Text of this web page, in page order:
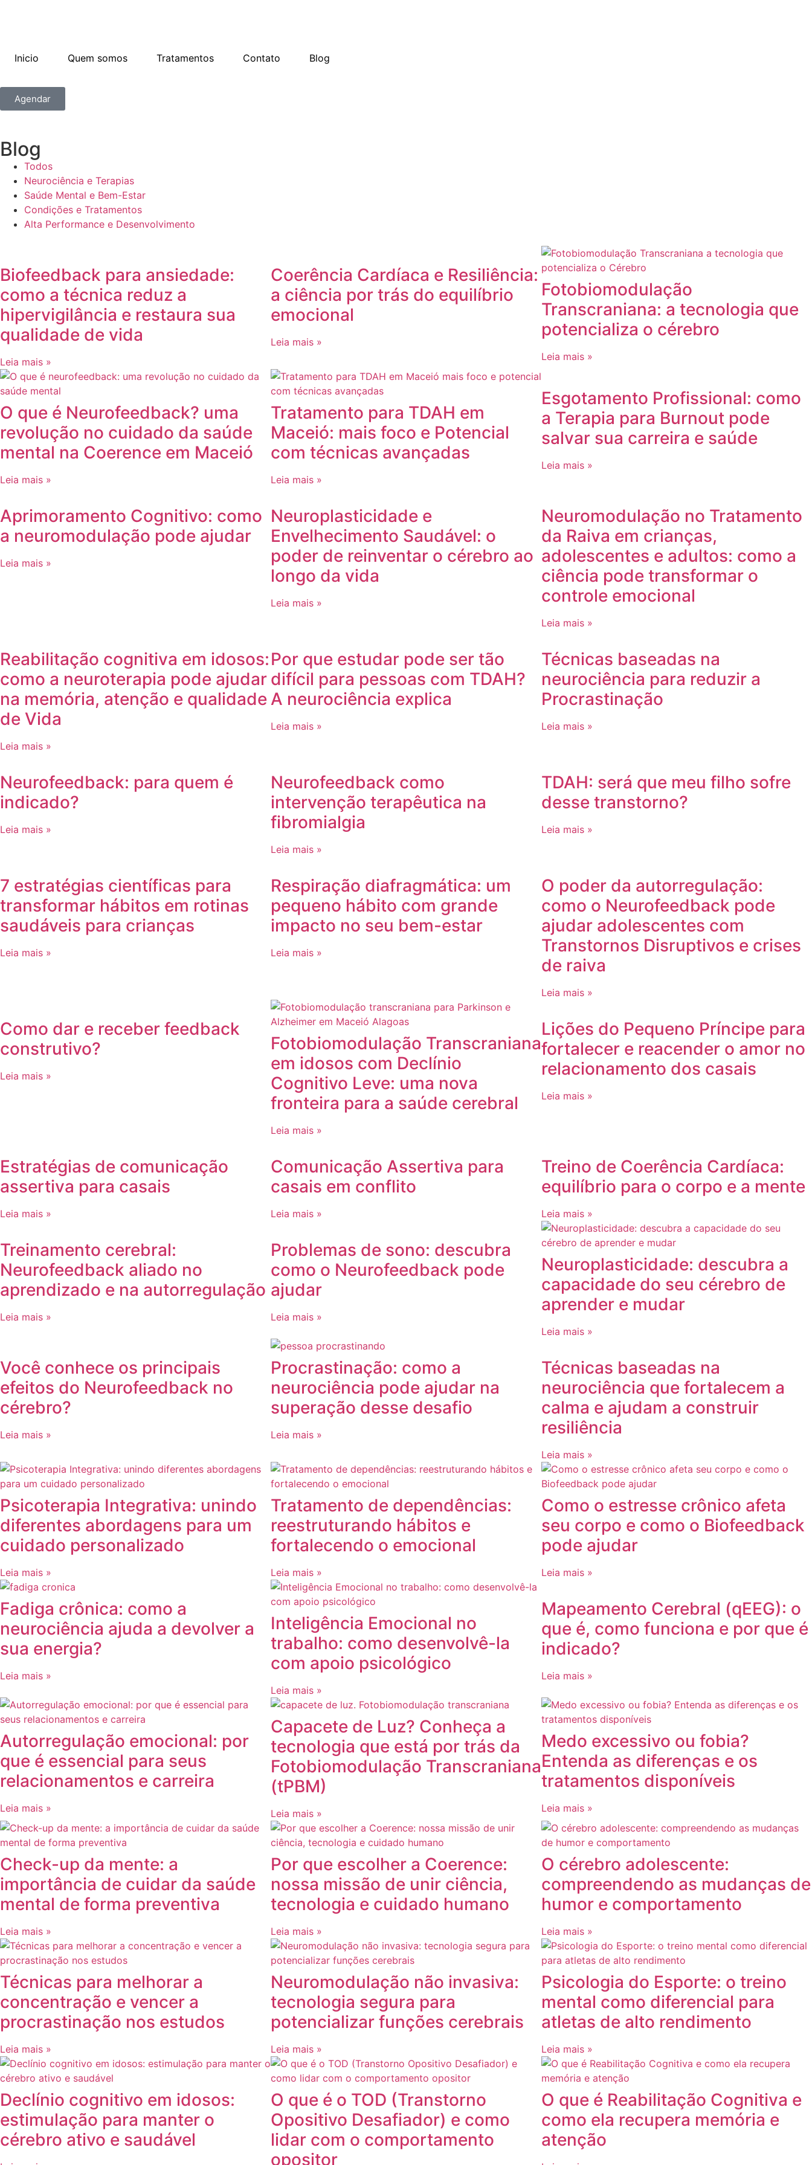
Inicio Quem somos Tratamentos Contato Blog
Agendar
Blog
Todos
Neurociência e Terapias
Saúde Mental e Bem-Estar
Condições e Tratamentos
Alta Performance e Desenvolvimento
Biofeedback para ansiedade:
como a técnica reduz a
hipervigilância e restaura sua
qualidade de vida
Leia mais »
Coerência Cardíaca e Resiliência:
a ciência por trás do equilíbrio
emocional
Leia mais »
Fotobiomodulação
Transcraniana: a tecnologia que
potencializa o cérebro
Leia mais »
O que é Neurofeedback? uma
revolução no cuidado da saúde
mental na Coerence em Maceió
Leia mais »
Tratamento para TDAH em
Maceió: mais foco e Potencial
com técnicas avançadas
Leia mais »
Esgotamento Profissional: como
a Terapia para Burnout pode
salvar sua carreira e saúde
Leia mais »
Aprimoramento Cognitivo: como
a neuromodulação pode ajudar
Leia mais »
Neuroplasticidade e
Envelhecimento Saudável: o
poder de reinventar o cérebro ao
longo da vida
Leia mais »
Neuromodulação no Tratamento
da Raiva em crianças,
adolescentes e adultos: como a
ciência pode transformar o
controle emocional
Leia mais »
Reabilitação cognitiva em idosos:
como a neuroterapia pode ajudar
na memória, atenção e qualidade
de Vida
Leia mais »
Por que estudar pode ser tão
difícil para pessoas com TDAH?
A neurociência explica
Leia mais »
Técnicas baseadas na
neurociência para reduzir a
Procrastinação
Leia mais »
Neurofeedback: para quem é
indicado?
Leia mais »
Neurofeedback como
intervenção terapêutica na
fibromialgia
Leia mais »
TDAH: será que meu filho sofre
desse transtorno?
Leia mais »
7 estratégias científicas para
transformar hábitos em rotinas
saudáveis para crianças
Leia mais »
Respiração diafragmática: um
pequeno hábito com grande
impacto no seu bem-estar
Leia mais »
O poder da autorregulação:
como o Neurofeedback pode
ajudar adolescentes com
Transtornos Disruptivos e crises
de raiva
Leia mais »
Como dar e receber feedback
construtivo?
Leia mais »
Fotobiomodulação Transcraniana
em idosos com Declínio
Cognitivo Leve: uma nova
fronteira para a saúde cerebral
Leia mais »
Lições do Pequeno Príncipe para
fortalecer e reacender o amor no
relacionamento dos casais
Leia mais »
Estratégias de comunicação
assertiva para casais
Leia mais »
Comunicação Assertiva para
casais em conflito
Leia mais »
Treino de Coerência Cardíaca:
equilíbrio para o corpo e a mente
Leia mais »
Treinamento cerebral:
Neurofeedback aliado no
aprendizado e na autorregulação
Leia mais »
Problemas de sono: descubra
como o Neurofeedback pode
ajudar
Leia mais »
Neuroplasticidade: descubra a
capacidade do seu cérebro de
aprender e mudar
Leia mais »
Você conhece os principais
efeitos do Neurofeedback no
cérebro?
Leia mais »
Procrastinação: como a
neurociência pode ajudar na
superação desse desafio
Leia mais »
Técnicas baseadas na
neurociência que fortalecem a
calma e ajudam a construir
resiliência
Leia mais »
Psicoterapia Integrativa: unindo
diferentes abordagens para um
cuidado personalizado
Leia mais »
Tratamento de dependências:
reestruturando hábitos e
fortalecendo o emocional
Leia mais »
Como o estresse crônico afeta
seu corpo e como o Biofeedback
pode ajudar
Leia mais »
Fadiga crônica: como a
neurociência ajuda a devolver a
sua energia?
Leia mais »
Inteligência Emocional no
trabalho: como desenvolvê-la
com apoio psicológico
Leia mais »
Mapeamento Cerebral (qEEG): o
que é, como funciona e por que é
indicado?
Leia mais »
Autorregulação emocional: por
que é essencial para seus
relacionamentos e carreira
Leia mais »
Capacete de Luz? Conheça a
tecnologia que está por trás da
Fotobiomodulação Transcraniana
(tPBM)
Leia mais »
Medo excessivo ou fobia?
Entenda as diferenças e os
tratamentos disponíveis
Leia mais »
Check-up da mente: a
importância de cuidar da saúde
mental de forma preventiva
Leia mais »
Por que escolher a Coerence:
nossa missão de unir ciência,
tecnologia e cuidado humano
Leia mais »
O cérebro adolescente:
compreendendo as mudanças de
humor e comportamento
Leia mais »
Técnicas para melhorar a
concentração e vencer a
procrastinação nos estudos
Leia mais »
Neuromodulação não invasiva:
tecnologia segura para
potencializar funções cerebrais
Leia mais »
Psicologia do Esporte: o treino
mental como diferencial para
atletas de alto rendimento
Leia mais »
Declínio cognitivo em idosos:
estimulação para manter o
cérebro ativo e saudável
O que é o TOD (Transtorno
Opositivo Desafiador) e como
lidar com o comportamento
opositor
O que é Reabilitação Cognitiva e
como ela recupera memória e
atenção